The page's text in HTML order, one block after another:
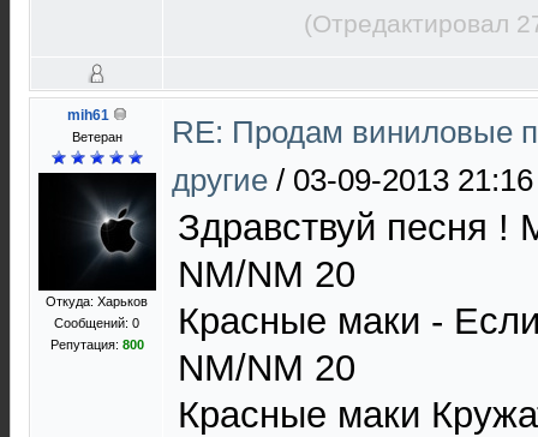
(Отредактировал
mih61
Ветеран
Откуда: Харьков
Сообщений: 0
Репутация: 800
RE: Продам виниловые
другие / 03-09-2013 21:16
Здравствуй песня
NM/NM 20
Красные маки -
NM/NM 20
Красные маки